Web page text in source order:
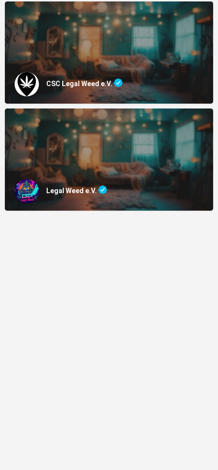
CSC Legal Weed e.V.
Legal Weed e.V.